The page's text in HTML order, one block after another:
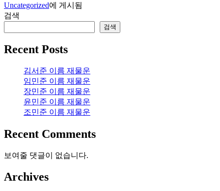
Uncategorized에 게시됨
검색
검색
Recent Posts
김서준 이름 재물운
임민준 이름 재물운
장민준 이름 재물운
윤민준 이름 재물운
조민준 이름 재물운
Recent Comments
보여줄 댓글이 없습니다.
Archives